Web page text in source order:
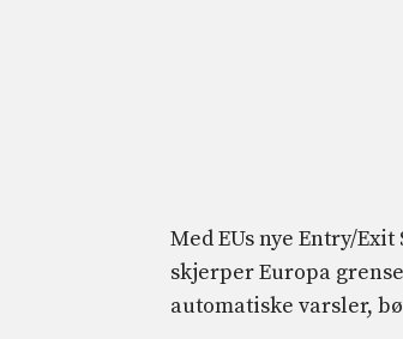
Med EUs nye Entry/
skjerper Europa
automatiske varsler,